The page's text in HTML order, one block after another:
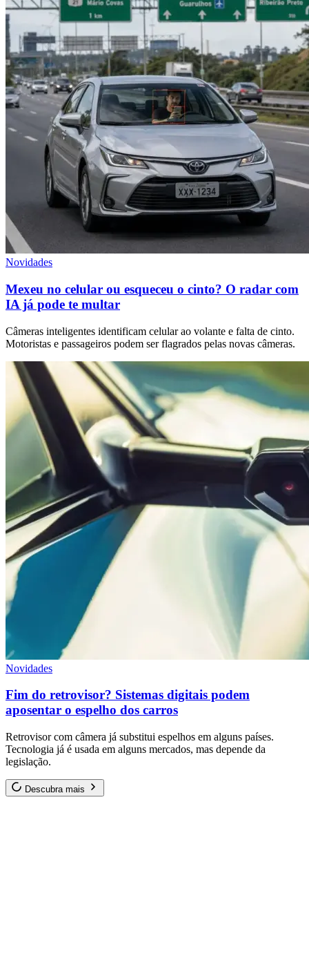
Novidades
Mexeu no celular ou esqueceu o cinto? O radar com
IA já pode te multar
Câmeras inteligentes identificam celular ao volante e falta de cinto.
Motoristas e passageiros podem ser flagrados pelas novas câmeras.
Novidades
Fim do retrovisor? Sistemas digitais podem
aposentar o espelho dos carros
Retrovisor com câmera já substitui espelhos em alguns países.
Tecnologia já é usada em alguns mercados, mas depende da
legislação.
Descubra mais